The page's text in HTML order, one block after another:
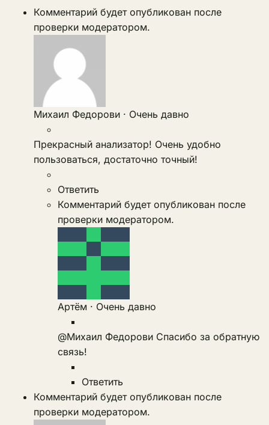
Комментарий будет опубликован после
проверки модератором.
Михаил Федорови · Очень давно
Прекрасный анализатор! Очень удобно
пользоваться, достаточно точный!
Ответить
Комментарий будет опубликован после
проверки модератором.
Артём · Очень давно
@Михаил Федорови Спасибо за обратную
связь!
Ответить
Комментарий будет опубликован после
проверки модератором.